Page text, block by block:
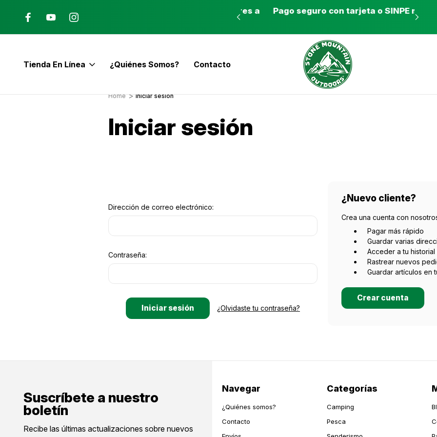
Costa Rica
ENVÍO GRATIS con pedidos mayores a
Pago seguro con tarjeta o SINPE móvil
Tienda En Línea ¿Quiénes Somos? Contacto
Envíos a todo el país con Correos de Costa
Home Iniciar sesión
Iniciar sesión
Dirección de correo electrónico:
Contraseña:
¿Olvidaste tu contraseña?
¿Nuevo cliente?
Crea una cuenta con
Pagar más rápido
Guardar varias
Acceder a tu
Rastrear nuevos
Guardar artículos en
Crear cuenta
Suscríbete a nuestro
boletín
Recibe las últimas actualizaciones sobre nuevos
Navegar
¿Quiénes somos?
Contacto
Categorías
Camping
Pesca